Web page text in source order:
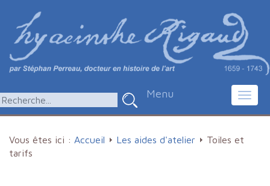
Menu
Vous êtes ici : Accueil Les aides d'atelier
Toiles et
tarifs